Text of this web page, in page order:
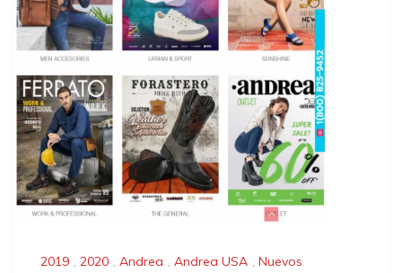
2019 , 2020 , Andrea , Andrea USA , Nuevos